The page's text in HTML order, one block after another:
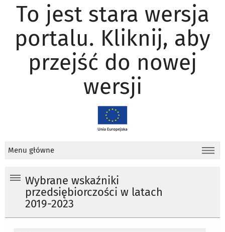
To jest stara wersja
portalu. Kliknij, aby
przejść do nowej
wersji
Menu główne
Wybrane wskaźniki
przedsiębiorczości w latach
2019-2023